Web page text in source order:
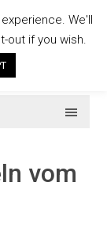
vom
We'll
out if you wish.